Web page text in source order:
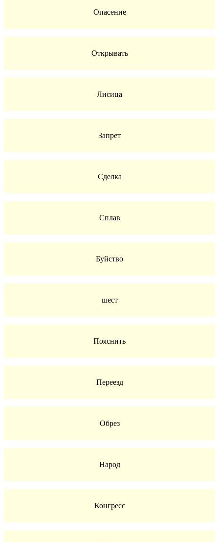
Опасение
Открывать
Лисица
Запрет
Сделка
Сплав
Буйство
шест
Пояснить
Переезд
Обрез
Народ
Конгресс